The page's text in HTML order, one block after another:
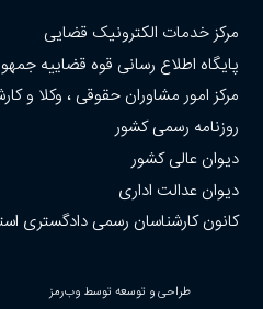
مرکز خدمات الکترونیک قضایی
پایگاه اطلاع رسانی قوه قضاییه
مرکز امور مشاوران حقوقی ، وکلا و
روزنامه رسمی کشور
دیوان عالی کشور
دیوان عدالت اداری
کانون کارشناسان رسمی دادگستری
طراحی و توسعه توسط وب‌رمز